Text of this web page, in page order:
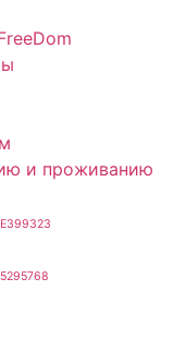
и проживанию